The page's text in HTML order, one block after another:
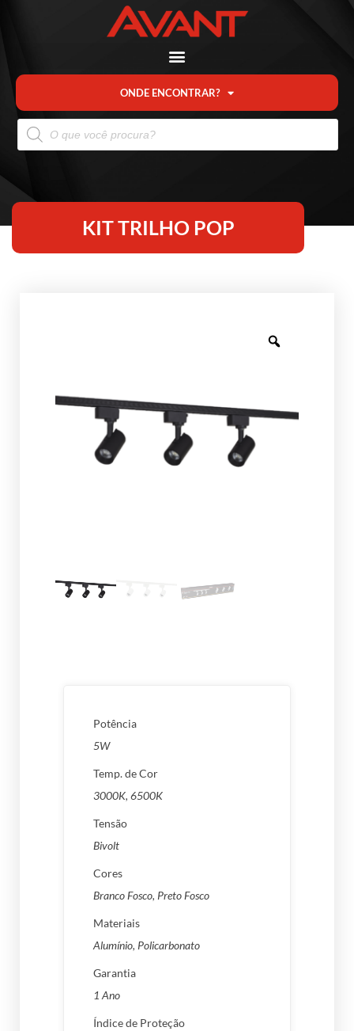
ONDE ENCONTRAR?
KIT TRILHO POP
Potência
5W
Temp. de Cor
3000K, 6500K
Tensão
Bivolt
Cores
Branco Fosco, Preto Fosco
Materiais
Alumínio, Policarbonato
Garantia
1 Ano
Índice de Proteção